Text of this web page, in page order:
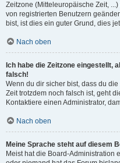
Zeitzone (Mitteleuropäische Zeit,
von registrierten Benutzern
bist, ist dies ein guter Grund, dies
Nach oben
Ich habe die Zeitzone eingestellt,
falsch!
Wenn du dir sicher bist, dass du
Zeit trotzdem noch falsch ist, geht
Kontaktiere einen Administrator,
Nach oben
Meine Sprache steht auf diesem
Meist hat die Board-Administration